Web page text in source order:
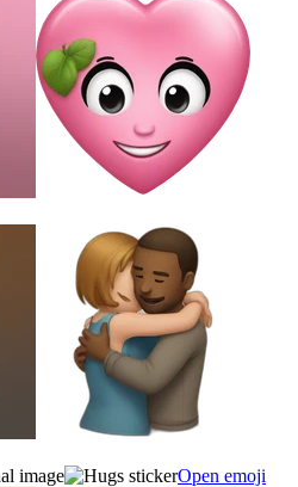
Open emoji